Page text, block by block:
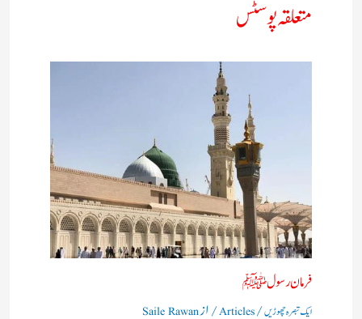
متعلقہ پوسٹس
فرمان رسولﷺ
ایک تبصرہ چھوڑیں/
Articles/ ازSaile Rawan